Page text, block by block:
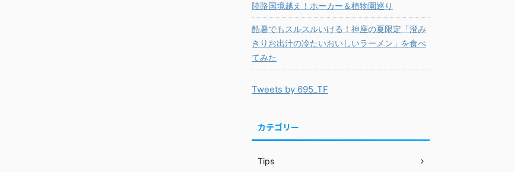
陸路国境越え！ホーカー＆植物園巡り
酷暑でもスルスルいける！神座の夏限定「澄み
きりお出汁の冷たいおいしいラーメン」を食べ
てみた
Tweets by 695_TF
カテゴリー
Tips